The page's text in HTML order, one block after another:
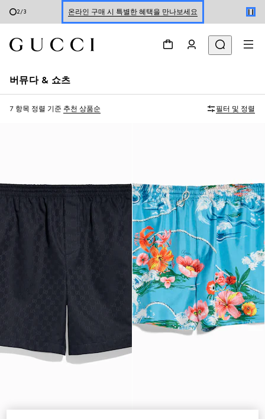
2/3 온라인 구매 시 특별한 혜택을 만나보세요
버뮤다 & 쇼츠
7 항목 정렬 기준 추천 상품순 필터 및 정렬